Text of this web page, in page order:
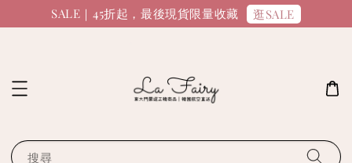
SALE｜45折起，最後現貨限量收藏 逛SALE
搜尋